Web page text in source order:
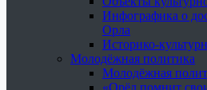
Инфографика о
Орла
Историко-
Молодёжная политика
Молодёжная
«Орёл помнит